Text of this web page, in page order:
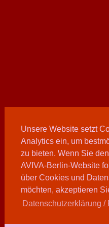
Unsere Website setzt
Analytics ein, um
zu bieten. Wenn Sie
AVIVA-Berlin-Website
über Cookies und
möchten, akzeptieren
Datenschutzerklärung /